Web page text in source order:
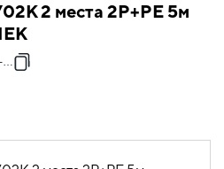
разъемы
и сетевые
бытовые UMA
2 места 2P+PE 5м